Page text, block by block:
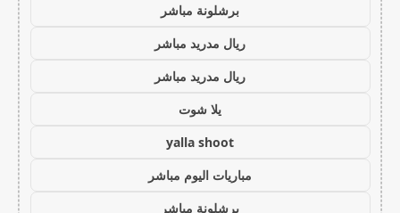
برشلونة مباشر
ريال مدريد مباشر
ريال مدريد مباشر
يلا شوت
yalla shoot
مباريات اليوم مباشر
برشلونة مباشر